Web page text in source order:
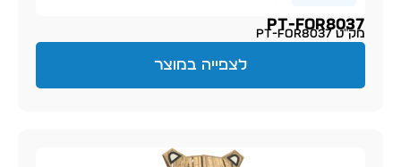
PT-for8037
מק״ט PT-for8037
לצפייה במוצר